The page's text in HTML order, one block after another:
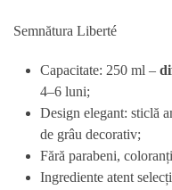
Semnătura Liberté
Capacitate: 250 ml –
4–6 luni;
Design elegant: sticlă
de grâu decorativ;
Fără parabeni,
Ingrediente atent